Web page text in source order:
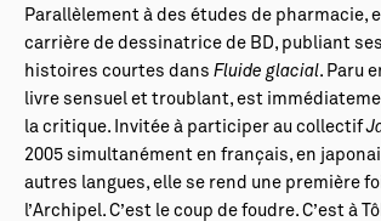
Parallèlement à des études de pharmacie,
carrière de dessinatrice de BD, publiant
histoires courtes dans Fluide glacial. Paru
livre sensuel et troublant, est
la critique. Invitée à participer au collectif
2005 simultanément en français, en
autres langues, elle se rend une première
l’Archipel. C’est le coup de foudre. C’est à